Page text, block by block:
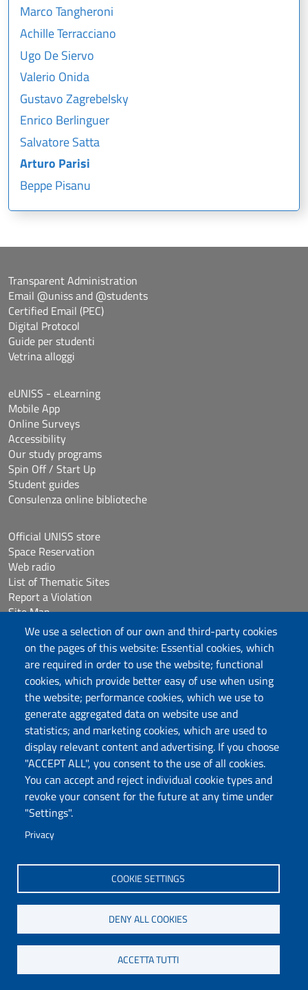
We use a selection of our own and third-party cookies
on the pages of this website: Essential cookies, which
are required in order to use the website; functional
cookies, which provide better easy of use when using
the website; performance cookies, which we use to
generate aggregated data on website use and
statistics; and marketing cookies, which are used to
display relevant content and advertising. If you choose
"ACCEPT ALL", you consent to the use of all cookies.
You can accept and reject individual cookie types and
revoke your consent for the future at any time under
"Settings".
Privacy
COOKIE SETTINGS
DENY ALL COOKIES
ACCETTA TUTTI
Marco Tangheroni
Achille Terracciano
Ugo De Siervo
Valerio Onida
Gustavo Zagrebelsky
Enrico Berlinguer
Salvatore Satta
Arturo Parisi
Beppe Pisanu
Università degli Studi di Sassari
Piazza Università 21, Sassari
Tel.: 800 882994 (toll-free number)
RECTOR:rettore@uniss.it
PEC:protocollo@pec.uniss.it
URP:urp@uniss.it
P.I. 00196350904 –pagoPA®
Transparent Administration
Email @uniss and @students
Certified Email (PEC)
Digital Protocol
Guide per studenti
Vetrina alloggi
eUNISS - eLearning
Mobile App
Online Surveys
Accessibility
Our study programs
Spin Off / Start Up
Student guides
Consulenza online biblioteche
Official UNISS store
Space Reservation
Web radio
List of Thematic Sites
Report a Violation
Site Map
Accessibilità
Cookie Settings
Follow us
Chatta con noi